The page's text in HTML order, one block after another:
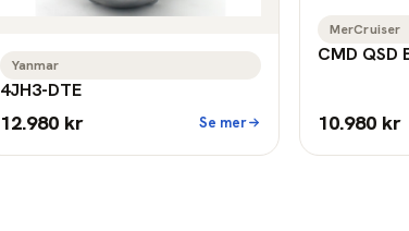
Yanmar
4JH3-DTE
12.980 kr Se mer
MerCruiser
CMD QSD
10.980 kr